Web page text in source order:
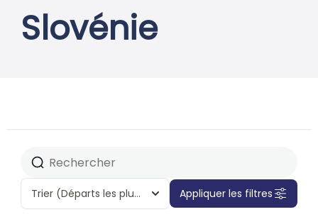
Slovénie
Trier (Départs les plus proches) Appliquer les filtres